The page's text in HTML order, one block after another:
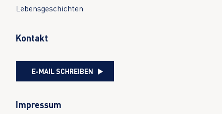
Lebensgeschichten
Kontakt
E-MAIL SCHREIBEN
Impressum